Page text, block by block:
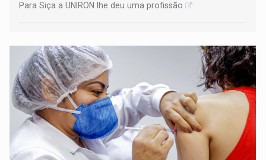
Para Siça a UNIRON lhe deu uma profissão